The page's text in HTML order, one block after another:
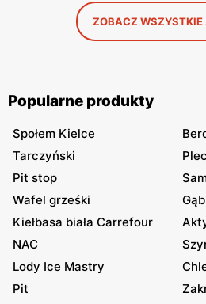
ZOBACZ WSZYSTKIE
Popularne produkty
Społem Kielce
Tarczyński
Pit stop
Wafel grześki
Kiełbasa biała Carrefour
NAC
Lody Ice Mastry
Pit